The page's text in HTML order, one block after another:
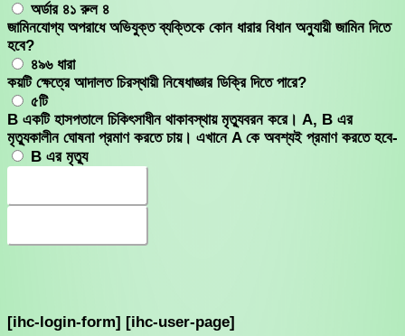
[ihc-login-form] [ihc-user-page]
অর্ডার ৪১ রুল ৪
জামিনযোগ্য অপরাধে অভিযুক্ত ব্যক্তিকে কোন ধারার বিধান অনুুযায়ী জামিন দিতে
হবে?
৪৯৬ ধারা
কয়টি ক্ষেত্রে আদালত চিরস্থায়ী নিষেধাজ্ঞার ডিক্রি দিতে পারে?
৫টি
B একটি হাসপতালে চিকিৎসাধীন থাকাবস্থায় মৃত্যুবরন করে। A, B এর
মৃত্যুকালীন ঘোষনা প্রমাণ করতে চায়। এখানে A কে অবশ্যই প্রমাণ করতে হবে-
B এর মৃত্যু